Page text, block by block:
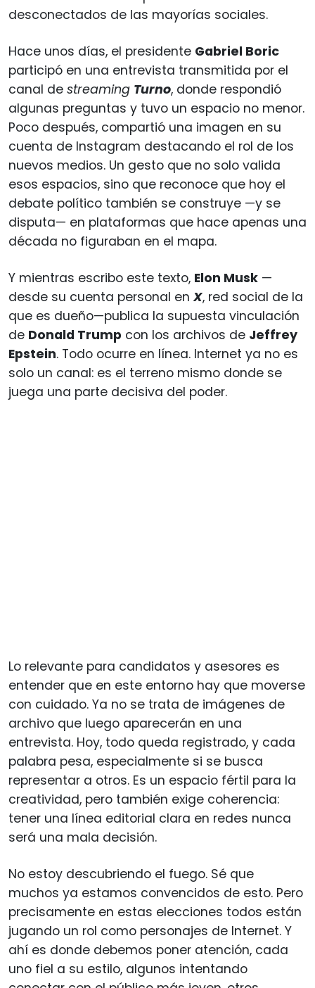
desconectados de las mayorías sociales.
Hace unos días, el presidente Gabriel Boric
participó en una entrevista transmitida por el
canal de streaming Turno, donde respondió
algunas preguntas y tuvo un espacio no menor.
Poco después, compartió una imagen en su
cuenta de Instagram destacando el rol de los
nuevos medios. Un gesto que no solo valida
esos espacios, sino que reconoce que hoy el
debate político también se construye —y se
disputa— en plataformas que hace apenas una
década no figuraban en el mapa.
Y mientras escribo este texto, Elon Musk —
desde su cuenta personal en X, red social de la
que es dueño—publica la supuesta vinculación
de Donald Trump con los archivos de Jeffrey
Epstein. Todo ocurre en línea. Internet ya no es
solo un canal: es el terreno mismo donde se
juega una parte decisiva del poder.
Lo relevante para candidatos y asesores es
entender que en este entorno hay que moverse
con cuidado. Ya no se trata de imágenes de
archivo que luego aparecerán en una
entrevista. Hoy, todo queda registrado, y cada
palabra pesa, especialmente si se busca
representar a otros. Es un espacio fértil para la
creatividad, pero también exige coherencia:
tener una línea editorial clara en redes nunca
será una mala decisión.
No estoy descubriendo el fuego. Sé que
muchos ya estamos convencidos de esto. Pero
precisamente en estas elecciones todos están
jugando un rol como personajes de Internet. Y
ahí es donde debemos poner atención, cada
uno fiel a su estilo, algunos intentando